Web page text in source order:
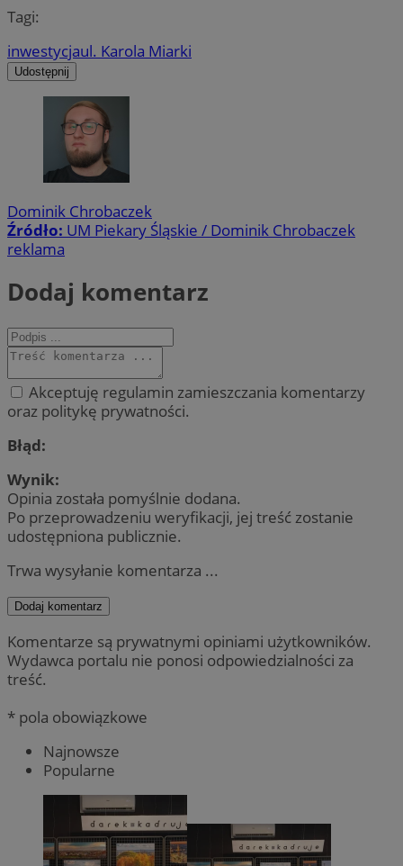
Tagi:
inwestycjaul. Karola Miarki
Udostępnij
Dominik Chrobaczek
Źródło: UM Piekary Śląskie / Dominik Chrobaczek
reklama
Dodaj komentarz
Akceptuję regulamin zamieszczania komentarzy
oraz politykę prywatności.
Błąd:
Wynik:
Opinia została pomyślnie dodana.
Po przeprowadzeniu weryfikacji, jej treść zostanie
udostępniona publicznie.
Trwa wysyłanie komentarza ...
Dodaj komentarz
Komentarze są prywatnymi opiniami użytkowników.
Wydawca portalu nie ponosi odpowiedzialności za
treść.
* pola obowiązkowe
Najnowsze
Popularne